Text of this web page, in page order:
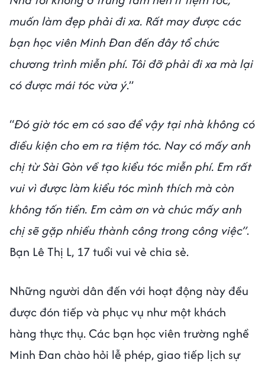
muốn làm đẹp phải đi xa. Rất may được các
bạn học viên Minh Đan đến đây tổ chức
chương trình miễn phí. Tôi đỡ phải đi xa mà lại
có được mái tóc vừa ý.”
“Đó giờ tóc em có sao để vậy tại nhà không có
điều kiện cho em ra tiệm tóc. Nay có mấy anh
chị từ Sài Gòn về tạo kiểu tóc miễn phí. Em rất
vui vì được làm kiểu tóc mình thích mà còn
không tốn tiền. Em cảm ơn và chúc mấy anh
chị sẽ gặp nhiều thành công trong công việc”.
Bạn Lê Thị L, 17 tuổi vui vẻ chia sẻ.
Những người dân đến với hoạt động này đều
được đón tiếp và phục vụ như một khách
hàng thực thụ. Các bạn học viên trường nghề
Minh Đan chào hỏi lễ phép, giao tiếp lịch sự